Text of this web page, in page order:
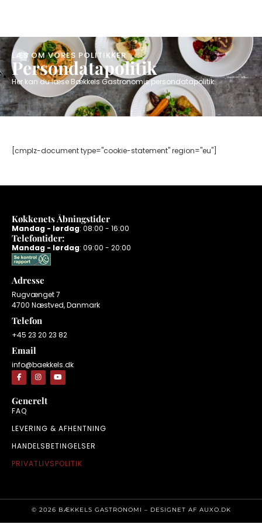
​LÆS OM VORES POLITIKKER
Persondatapolitik
Her kan du læse Bækkels Gastronomis persondatapolitik.
[cmplz-document type="cookie-statement" region="eu"]
Køkkenets Åbningstider
Mandag - lørdag: 08:00 - 16:00
Telefontider:
Mandag - lørdag: 09:00 - 20:00
Adresse
Rugvænget 7
4700 Næstved, Danmark
Telefon
+45 23 20 23 82
Email
info@baekkels.dk
Generelt
FAQ
LEVERING & AFHENTNING
HANDELSBETINGELSER
PRIVATLIVSPOLITIK
© 2026 BÆKKELS GASTRONOMI – DESIGNET AF AUXO.DK